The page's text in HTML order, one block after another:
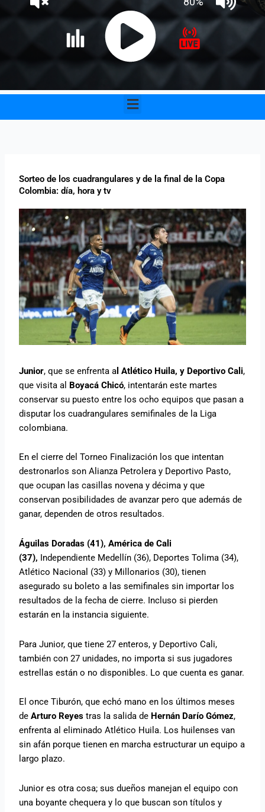
Menu
Sorteo de los cuadrangulares y de la final de la Copa
Colombia: día, hora y tv
Junior, que se enfrenta a l Atlético Huila, y Deportivo Cali,
que visita al Boyacá Chicó, intentarán este martes
conservar su puesto entre los ocho equipos que pasan a
disputar los cuadrangulares semifinales de la Liga
colombiana.
En el cierre del Torneo Finalización los que intentan
destronarlos son Alianza Petrolera y Deportivo Pasto,
que ocupan las casillas novena y décima y que
conservan posibilidades de avanzar pero que además de
ganar, dependen de otros resultados.
Águilas Doradas (41), América de Cali
(37), Independiente Medellín (36), Deportes Tolima (34),
Atlético Nacional (33) y Millonarios (30), tienen
asegurado su boleto a las semifinales sin importar los
resultados de la fecha de cierre. Incluso si pierden
estarán en la instancia siguiente.
Para Junior, que tiene 27 enteros, y Deportivo Cali,
también con 27 unidades, no importa si sus jugadores
estrellas están o no disponibles. Lo que cuenta es ganar.
El once Tiburón, que echó mano en los últimos meses
deArturo Reyestras la salida de Hernán Darío Gómez,
enfrenta al eliminado Atlético Huila. Los huilenses van
sin afán porque tienen en marcha estructurar un equipo a
largo plazo.
Junior es otra cosa; sus dueños manejan el equipo con
una boyante chequera y lo que buscan son títulos y